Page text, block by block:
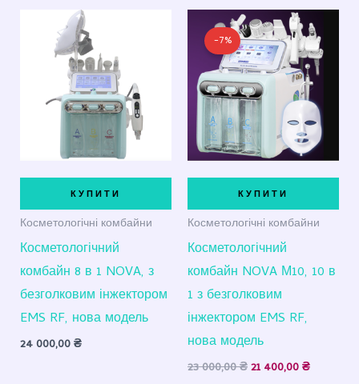
КУПИТИ
Косметологічні комбайни
Косметологічний
комбайн 8 в 1 NOVA, з
безголковим інжектором
EMS RF, нова модель
24 000,00₴
-7%
КУПИТИ
Косметологічні комбайни
Косметологічний
комбайн NOVA М10, 10 в
1 з безголковим
інжектором EMS RF,
нова модель
23 000,00₴
Оригінальна
ціна:
23
000,00 ₴.
21 400,00₴
Поточна
ціна:
21
400,00 ₴.